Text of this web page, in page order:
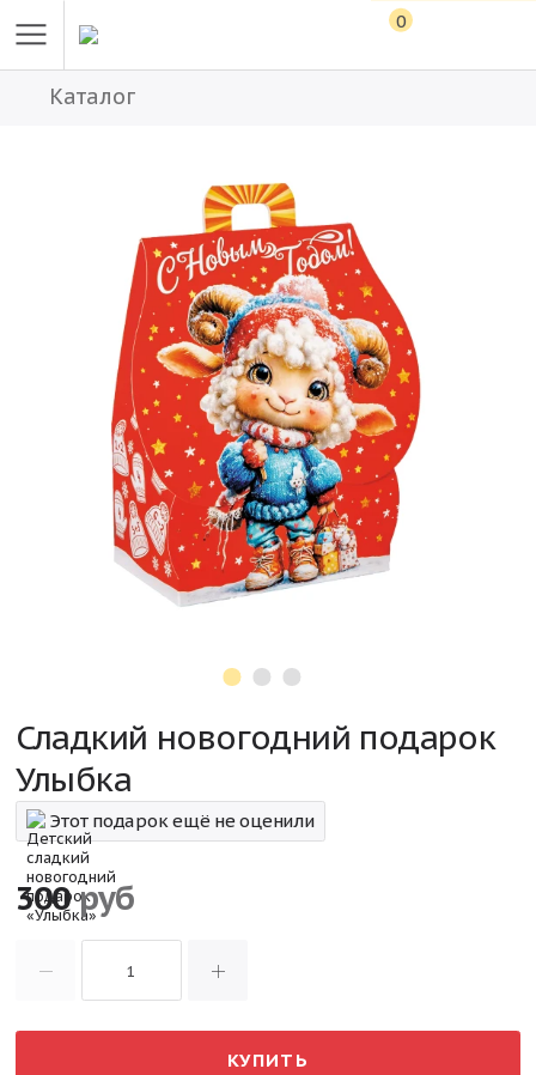
0
Каталог
Сладкий новогодний подарок
Улыбка
Этот подарок ещё не оценили
300руб
КУПИТЬ